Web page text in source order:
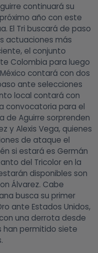
continuará su
año con este
El Tri buscará de paso
actuaciones más
el conjunto
Colombia para luego
contará con dos
ante selecciones
local contará con
convocatoria para el
de Aguirre sorprenden
y Alexis Vega, quienes
de ataque el
si estará es Germán
del Tricolor en la
disponibles son
Álvarez. Cabe
busca su primer
ante Estados Unidos,
una derrota desde
han permitido siete